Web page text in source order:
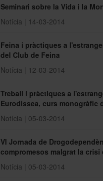
Seminari sobre la Vida i la
Notícia | 14-03-2014
Feina i pràctiques a
del Club de Feina
Notícia | 12-03-2014
Treball i pràctiques a
Eurodissea, curs monogràfic
Notícia | 05-03-2014
VI Jornada de
compromesos malgrat la crisi
Notícia | 05-03-2014